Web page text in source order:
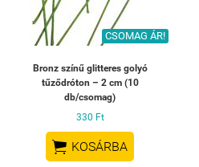
CSOMAG ÁR!
Bronz színű glitteres golyó
tűződróton – 2 cm (10
db/csomag)
330 Ft
 KOSÁRBA